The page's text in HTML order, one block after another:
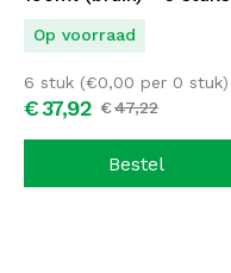
Op voorraad
€47,22
€37,92
6 stuk (€0,00 per 0 stuk)
Bestel